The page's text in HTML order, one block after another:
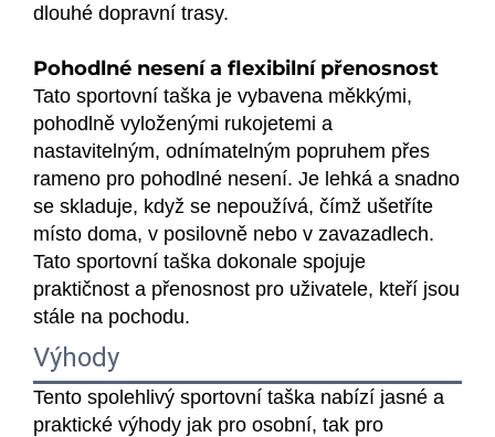
dlouhé dopravní trasy.
Pohodlné nesení a flexibilní přenosnost
Tato sportovní taška je vybavena měkkými,
pohodlně vyloženými rukojetemi a
nastavitelným, odnímatelným popruhem přes
rameno pro pohodlné nesení. Je lehká a snadno
se skladuje, když se nepoužívá, čímž ušetříte
místo doma, v posilovně nebo v zavazadlech.
Tato sportovní taška dokonale spojuje
praktičnost a přenosnost pro uživatele, kteří jsou
stále na pochodu.
Výhody
Tento spolehlivý sportovní taška nabízí jasné a
praktické výhody jak pro osobní, tak pro